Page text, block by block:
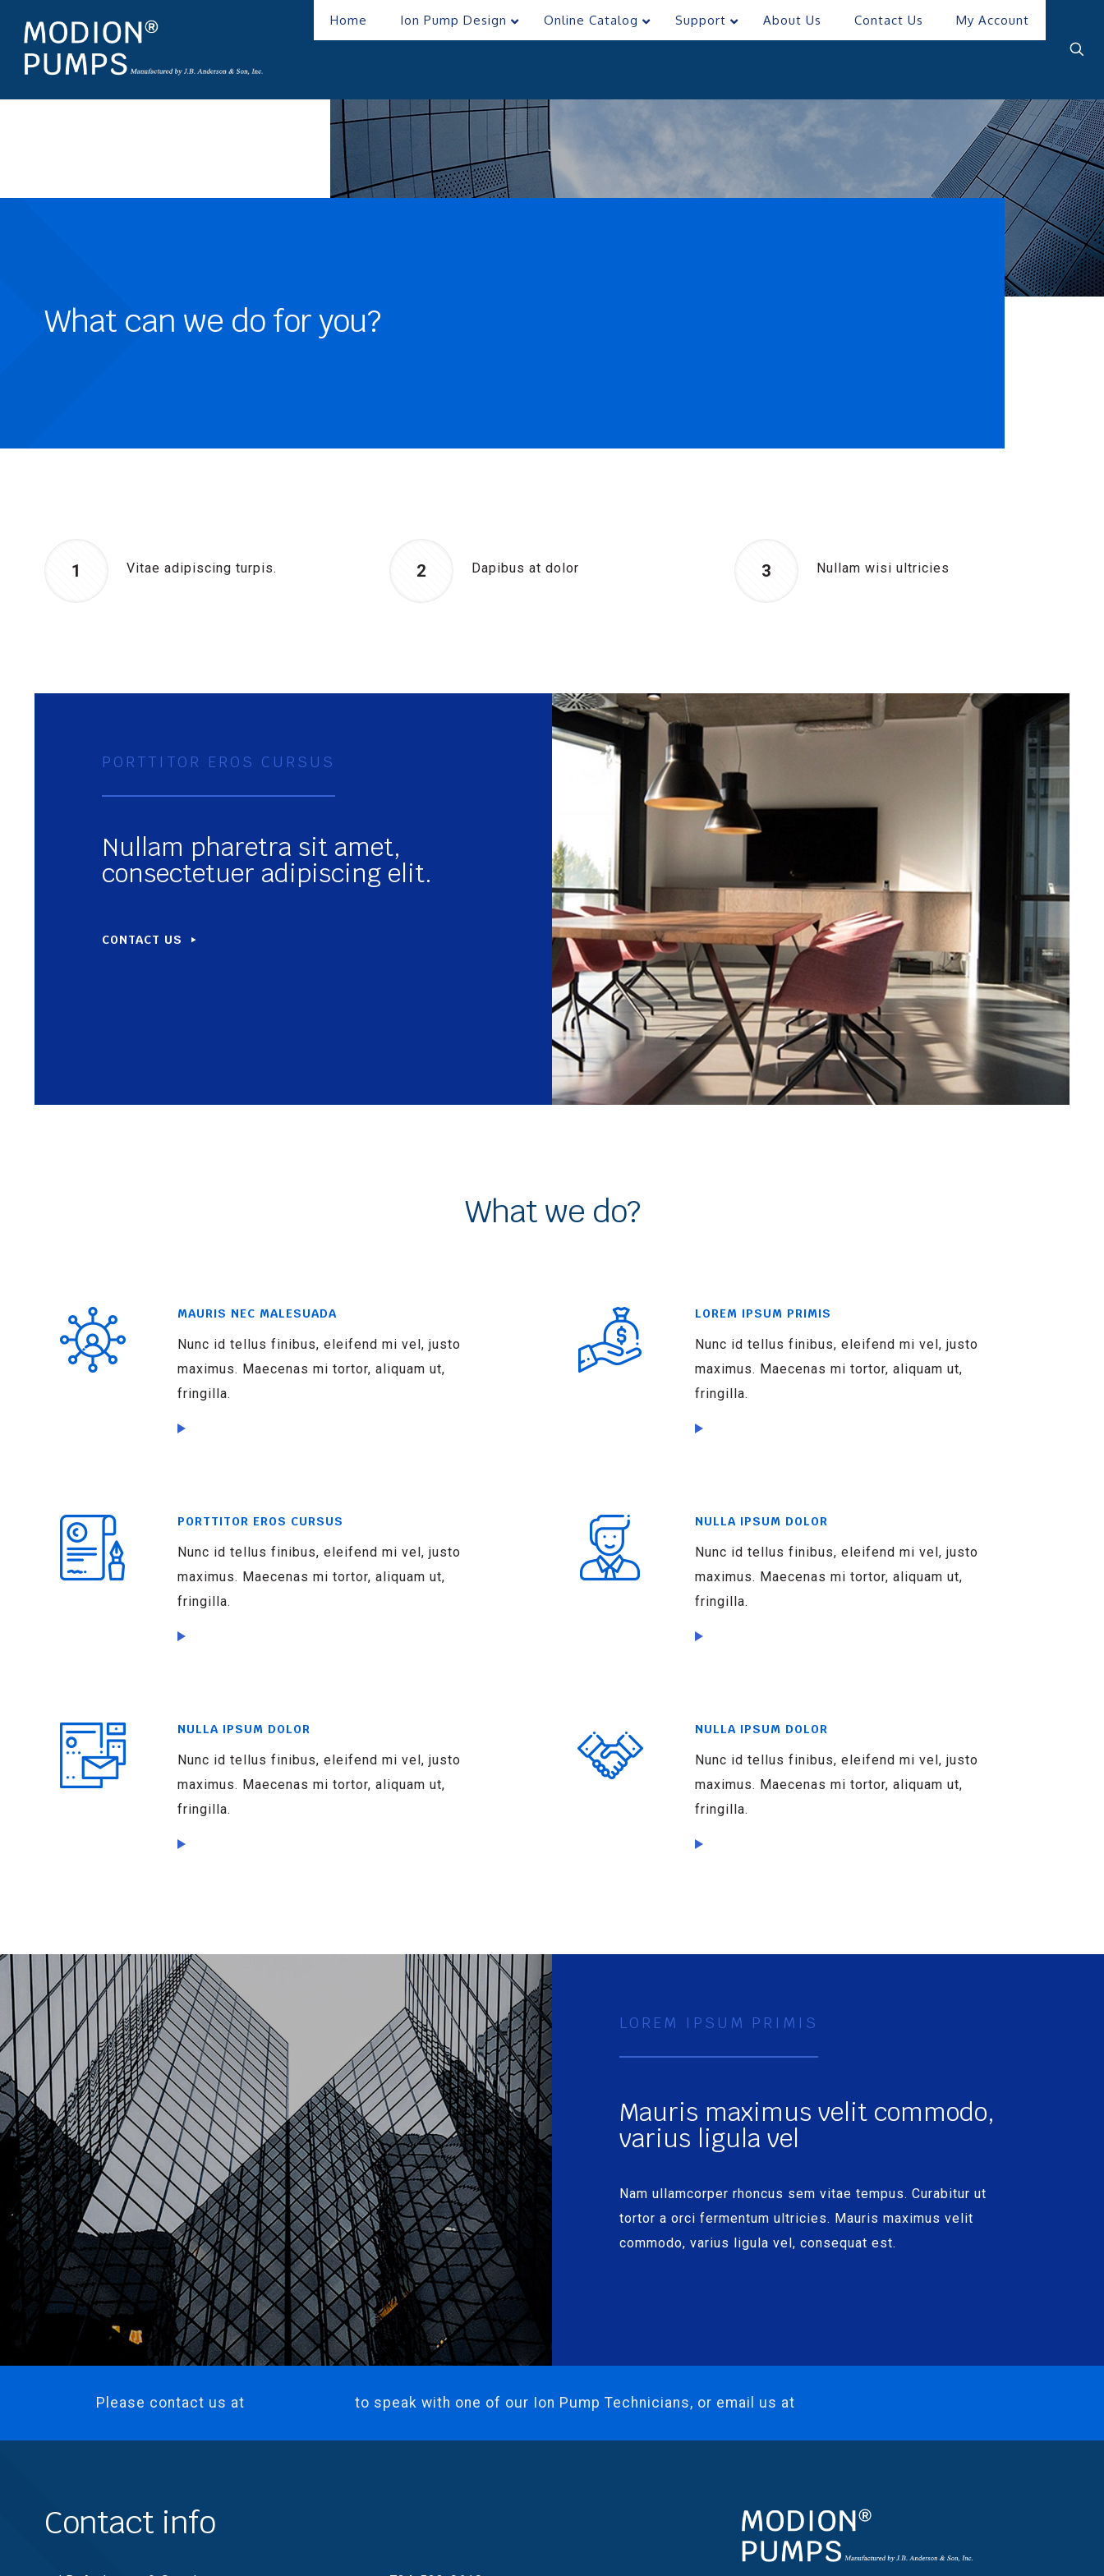
Home Ion Pump Design Online Catalog Support About Us Contact Us My Account
What can we do for you?
1 Vitae adipiscing turpis. 2 Dapibus at dolor 3 Nullam wisi ultricies
PORTTITOR EROS CURSUS
Nullam pharetra sit amet,
consectetuer adipiscing elit.
CONTACT US
What we do?
MAURIS NEC MALESUADA
Nunc id tellus finibus, eleifend mi vel, justo
maximus. Maecenas mi tortor, aliquam ut,
fringilla.
LOREM IPSUM PRIMIS
Nunc id tellus finibus, eleifend mi vel, justo
maximus. Maecenas mi tortor, aliquam ut,
fringilla.
PORTTITOR EROS CURSUS
Nunc id tellus finibus, eleifend mi vel, justo
maximus. Maecenas mi tortor, aliquam ut,
fringilla.
NULLA IPSUM DOLOR
Nunc id tellus finibus, eleifend mi vel, justo
maximus. Maecenas mi tortor, aliquam ut,
fringilla.
NULLA IPSUM DOLOR
Nunc id tellus finibus, eleifend mi vel, justo
maximus. Maecenas mi tortor, aliquam ut,
fringilla.
NULLA IPSUM DOLOR
Nunc id tellus finibus, eleifend mi vel, justo
maximus. Maecenas mi tortor, aliquam ut,
fringilla.
LOREM IPSUM PRIMIS
Mauris maximus velit commodo,
varius ligula vel
Nam ullamcorper rhoncus sem vitae tempus. Curabitur ut
tortor a orci fermentum ultricies. Mauris maximus velit
commodo, varius ligula vel, consequat est.
Please contact us at to speak with one of our Ion Pump Technicians, or email us at
Contact info